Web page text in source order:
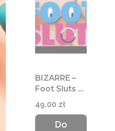
BIZARRE –
Foot Sluts 3
| Film DVD
fetysz stóp
18+
Cena
49,00 zł
Do